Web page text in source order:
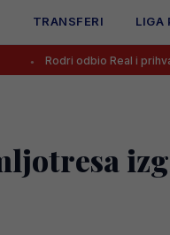
TRANSFERI LIGA
Real i prihvatio ponudu